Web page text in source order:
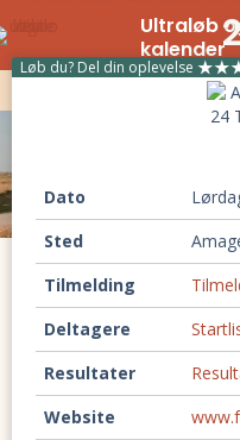
Ultraløb
kalender
Løb du? Del din oplevelse
Dato
Sted
Tilmelding
Deltagere
Resultater
Website